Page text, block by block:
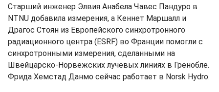
Старший инженер Элвия Анабела Чавес Пандуро в
NTNU добавила измерения, а Кеннет Маршалл и
Драгос Стоян из Европейского синхротронного
радиационного центра (ESRF) во Франции помогли с
синхротронными измерения, сделанными на
Швейцарско-Норвежских лучевых линиях в Гренобле.
Фрида Хемстад Данмо сейчас работает в Norsk Hydro.